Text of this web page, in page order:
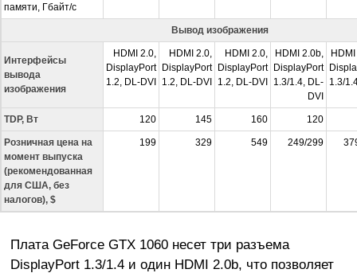
памяти, Гбайт/с
Вывод изображения
Интерфейсы
вывода
изображения
HDMI 2.0,
DisplayPort
1.2, DL-DVI
HDMI 2.0,
DisplayPort
1.2, DL-DVI
HDMI 2.0,
DisplayPort
1.2, DL-DVI
HDMI 2.0b,
DisplayPort
1.3/1.4, DL-
DVI
1.3/
TDP, Вт 120 145 160 120
Розничная цена на
момент выпуска
(рекомендованная
для США, без
налогов), $
199 329 549 249/299
Плата GeForce GTX 1060 несет три разъема
DisplayPort 1.3/1.4 и один HDMI 2.0b, что позволяет